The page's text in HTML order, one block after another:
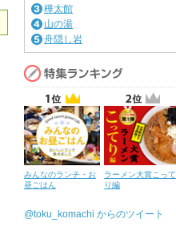
樺太館
山の湯
舟隠し岩
みんなのランチ・お
昼ごはん
ラーメン大賞こって
り編
@toku_komachi からのツイート